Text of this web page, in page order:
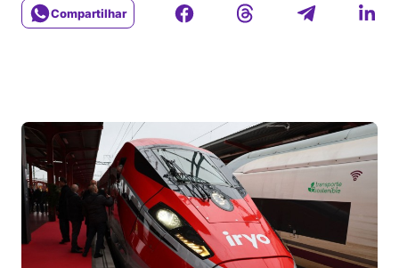
Compartilhar